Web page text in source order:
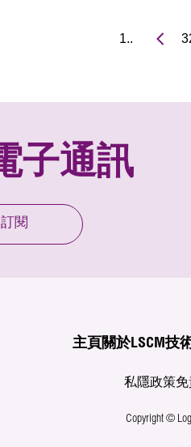
1..
子通訊
訂閱
主頁關於LSCM技
私隱政策免
Copyright ©